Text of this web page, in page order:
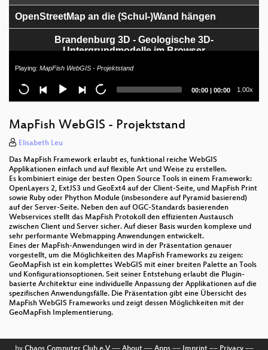
OpenStreetMap an die (Schul-)Wand hängen
Brandenburg 3D - Geologische 3D-
Untergrundmodelle im Browser
Generalisierung von OpenStreetMap-Daten
Vaadin - ein WebMapping Framework
Mapbender3 - was gibt's Neues im Projekt?
Client Side Map Rendering
3D webservices - where do we stand?
Open Data und Selbstorganisation
OSM-Geocoding mit Solr
Mobile Kartenviewer mit Openlayers 3
GeoExt2
opencaching.de
Höhenbewusstes Routing mit Radardaten
Playing: MapFish WebGIS - Projektstand
Current
00:00 | Total
00:00 1.00x
MapFish WebGIS - Projektstand
Elisabeth Leu
Das MapFish Framework erlaubt es, funktional reiche WebGIS
Applikationen einfach und auf flexible Art und Weise zu erstellen.
Es kombiniert einige der besten Open Source Tools in einem Framework:
OpenLayers 2, ExtJS3 und GeoExt4 auf der Client-Seite, und MapFish Print
sowie Ruby oder Phython Module (insbesondere auf Pyramid basierend)
auf der Server-Seite. Neben den auf OGC-Standards basierenden
Webservices stellt das MapFish Protokoll den effizienten Austausch
zwischen Client und Server sicher. Auf dieser Basis wurden komplexe und
sehr performante Webmapping Anwendungen entwickelt.
Eines der MapFish-Anwendungen wird in der Präsentation genauer
vorgestellt, um die Möglichkeiten des MapFish Frameworks zu zeigen:
GeoMapFish ist ein komplettes WebGIS mit einer breiten Palette an Tools
und Konfigurationsoptionen. Seit seiner Entstehung erlaubt die Plugin-
basierte Architektur eine individuelle Anpassung der Applikationen auf die
spezifischen Anwendungsfälle. Die Präsentation gibt eine Übersicht des
MapFish WebGIS Frameworks und zeigt dessen Möglichkeiten mit der
GeoMapFish Implementierung.